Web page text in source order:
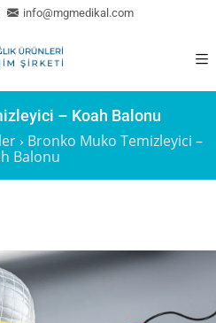
info@mgmedikal.com
– Koah Balonu
› Bronko Muko Temizleyici –
Balonu